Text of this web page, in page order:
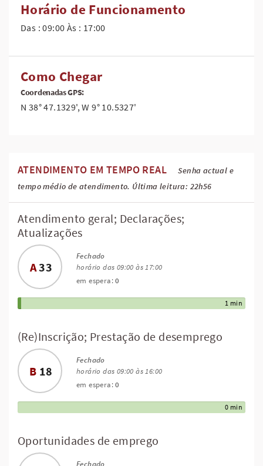
Horário de Funcionamento
Das : 09:00 Às : 17:00
Como Chegar
Coordenadas GPS:
N 38° 47.1329', W 9° 10.5327'
ATENDIMENTO EM TEMPO REAL
Senha actual e
tempo médio de atendimento. Última leitura: 22h56
Atendimento geral; Declarações;
Atualizações
A33
Fechado
horário das 09:00 às 17:00
em espera:0
1 min
(Re)Inscrição; Prestação de desemprego
B 18
Fechado
horário das 09:00 às 16:00
em espera:0
0 min
Oportunidades de emprego